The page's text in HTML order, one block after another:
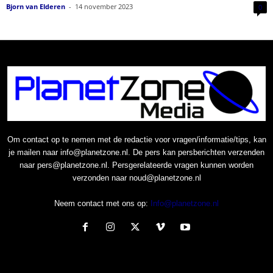
Bjorn van Elderen - 14 november 2023 0
Om contact op te nemen met de redactie voor vragen/informatie/tips, kan
je mailen naar info@planetzone.nl. De pers kan persberichten verzenden
naar pers@planetzone.nl. Persgerelateerde vragen kunnen worden
verzonden naar noud@planetzone.nl
Neem contact met ons op: Info@planetzone.nl